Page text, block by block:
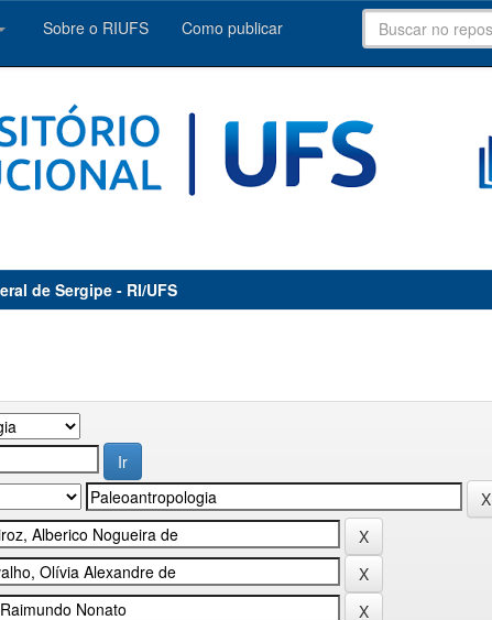
Sobre o RIUFS Como publicar
de Sergipe - RI/UFS